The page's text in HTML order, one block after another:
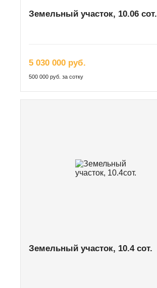
Земельный участок, 10.06 сот.
5 030 000 руб.
500 000 руб. за сотку
Земельный участок, 10.4 сот.